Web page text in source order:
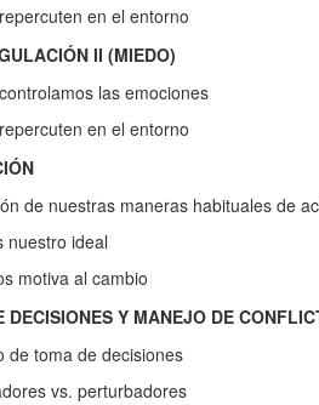
en el entorno
II (MIEDO)
las emociones
en el entorno
de nuestras maneras habituales de
nuestro ideal
motiva al cambio
DECISIONES Y MANEJO DE
de toma de decisiones
vs. perturbadores